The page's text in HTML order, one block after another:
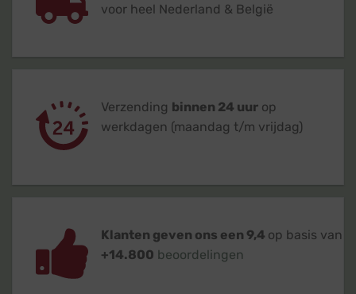
voor heel Nederland & België
Verzending binnen 24 uur op
werkdagen (maandag t/m vrijdag)
Klanten geven ons een 9,4 op basis van
+14.800 beoordelingen